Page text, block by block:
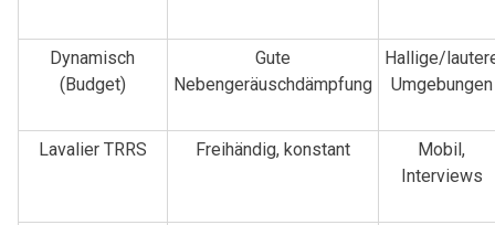
Dynamisch
(Budget)
Gute
Nebengeräuschdämpfung
Hallige/
Umgebungen
Lavalier TRRS Freihändig, konstant
Mobil,
Interviews